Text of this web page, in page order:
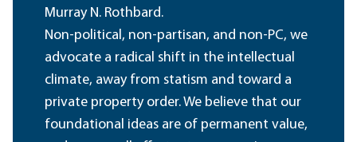
Murray N. Rothbard.
Non-political, non-partisan, and non-PC, we
advocate a radical shift in the intellectual
climate, away from statism and toward a
private property order. We believe that our
foundational ideas are of permanent value,